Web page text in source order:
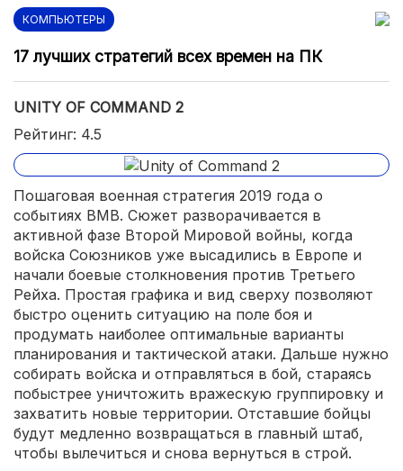
КОМПЬЮТЕРЫ
17 лучших стратегий всех времен на ПК
UNITY OF COMMAND 2
Рейтинг: 4.5
Пошаговая военная стратегия 2019 года о
событиях ВМВ. Сюжет разворачивается в
активной фазе Второй Мировой войны, когда
войска Союзников уже высадились в Европе и
начали боевые столкновения против Третьего
Рейха. Простая графика и вид сверху позволяют
быстро оценить ситуацию на поле боя и
продумать наиболее оптимальные варианты
планирования и тактической атаки. Дальше нужно
собирать войска и отправляться в бой, стараясь
побыстрее уничтожить вражескую группировку и
захватить новые территории. Отставшие бойцы
будут медленно возвращаться в главный штаб,
чтобы вылечиться и снова вернуться в строй.